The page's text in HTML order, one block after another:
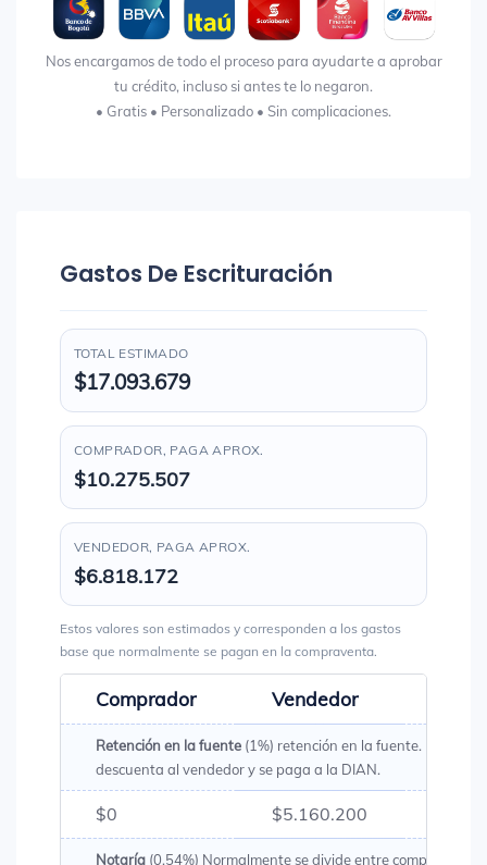
Nos encargamos de todo el proceso para ayudarte a aprobar
tu crédito, incluso si antes te lo negaron.
• Gratis • Personalizado • Sin complicaciones.
Gastos De Escrituración
TOTAL ESTIMADO
$17.093.679
COMPRADOR, PAGA APROX.
$10.275.507
VENDEDOR, PAGA APROX.
$6.818.172
Estos valores son estimados y corresponden a los gastos
base que normalmente se pagan en la compraventa.
Comprador Vendedor
Retención en la fuente (1%) retención en la fuente. Es un
descuenta al vendedor y se paga a la DIAN.
$0 $5.160.200
Notaría (0.54%) Normalmente se divide entre comprador y